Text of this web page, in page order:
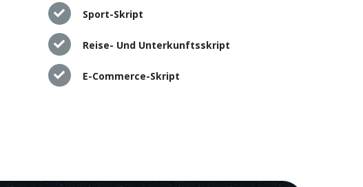
Sport-Skript
Reise- Und Unterkunftsskript
E-Commerce-Skript